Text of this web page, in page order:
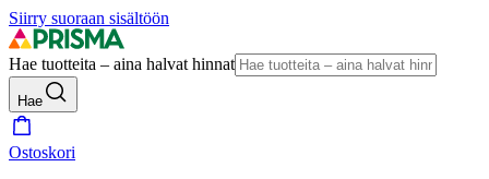
Siirry suoraan sisältöön
Hae tuotteita – aina halvat hinnat
Hae
Ostoskori